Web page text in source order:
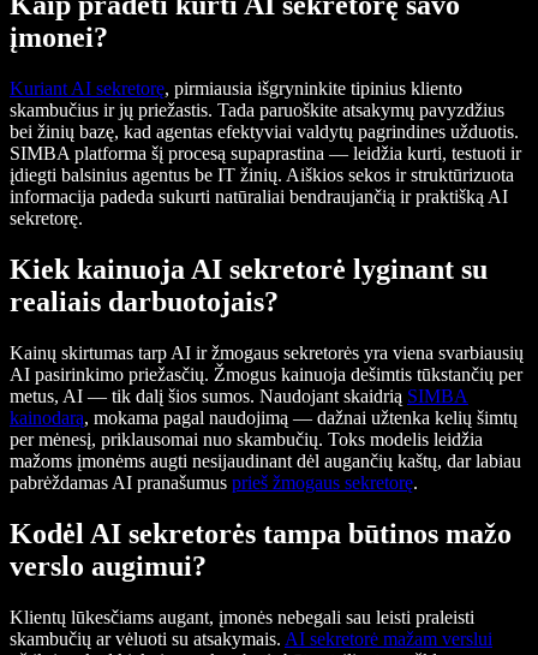
įmonei?
Kuriant AI sekretorę, pirmiausia išgryninkite tipinius kliento
skambučius ir jų priežastis. Tada paruoškite atsakymų pavyzdžius
bei žinių bazę, kad agentas efektyviai valdytų pagrindines užduotis.
SIMBA platforma šį procesą supaprastina — leidžia kurti, testuoti ir
įdiegti balsinius agentus be IT žinių. Aiškios sekos ir struktūrizuota
informacija padeda sukurti natūraliai bendraujančią ir praktišką AI
sekretorę.
Kiek kainuoja AI sekretorė lyginant su
realiais darbuotojais?
Kainų skirtumas tarp AI ir žmogaus sekretorės yra viena svarbiausių
AI pasirinkimo priežasčių. Žmogus kainuoja dešimtis tūkstančių per
metus, AI — tik dalį šios sumos. Naudojant skaidrią SIMBA
kainodarą, mokama pagal naudojimą — dažnai užtenka kelių šimtų
per mėnesį, priklausomai nuo skambučių. Toks modelis leidžia
mažoms įmonėms augti nesijaudinant dėl augančių kaštų, dar labiau
pabrėždamas AI pranašumus prieš žmogaus sekretorę.
Kodėl AI sekretorės tampa būtinos mažo
verslo augimui?
Klientų lūkesčiams augant, įmonės nebegali sau leisti praleisti
skambučių ar vėluoti su atsakymais. AI sekretorė mažam verslui